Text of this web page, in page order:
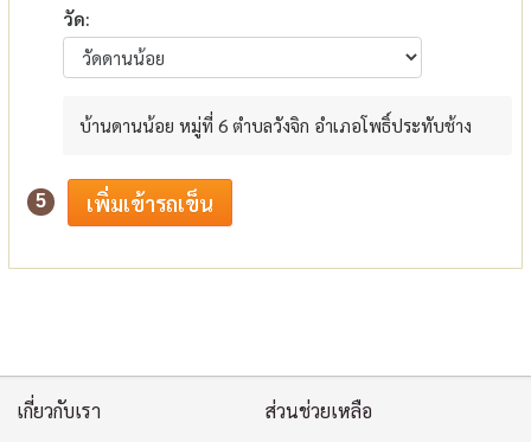
วัด:
บ้านดานน้อย หมู่ที่ 6 ตำบลวังจิก อำเภอโพธิ์ประทับช้าง
5
เกี่ยวกับเรา ส่วนช่วยเหลือ